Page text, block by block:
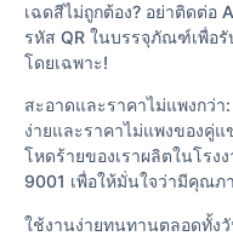
เฉดสีไม่ถูกต้อง? อย่าติดต่อ
รหัส QR ในบรรจุภัณฑ์เพื่อ
โดยเฉพาะ!
สะอาดและราคาไม่แพงกว่า
ง่ายและราคาไม่แพงของคู่แ
โหดร้ายของเราผลิตในโรง
9001 เพื่อให้มั่นใจว่ามีคุณภ
ใช้งานง่ายทนทานตลอดทั้ง